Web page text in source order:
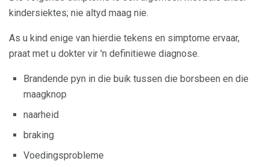
kindersiektes; nie altyd maag nie.
As u kind enige van hierdie tekens en simptome ervaar,
praat met u dokter vir 'n definitiewe diagnose.
Brandende pyn in die buik tussen die borsbeen en die
maagknop
naarheid
braking
Voedingsprobleme